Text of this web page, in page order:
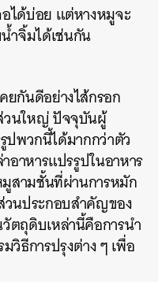
ได้บ่อย แต่หางหมูจะ
ำจิ้มได้เช่นกัน
ยกันดีอย่างไส้กรอก
วนใหญ่ปัจจุบันผู้
ปพวกนี้ได้มากกว่าตัว
อาหารแปรรูปในอาหาร
สามชั้นที่ผ่านการหมัก
วนประกอบสำคัญของ
ตถุดิบเหล่านี้คือการนำ
วิธีการปรุงต่างๆเพื่อ